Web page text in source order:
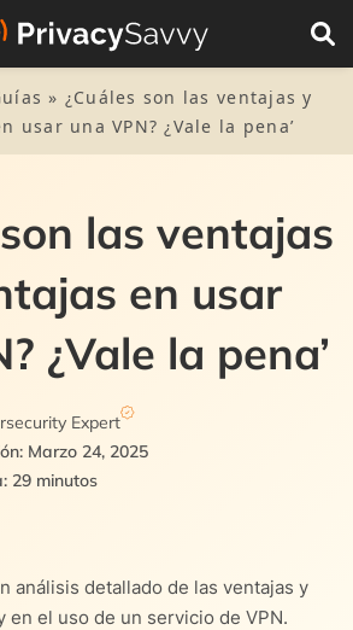
» ¿Cuáles son las ventajas y
usar una VPN? ¿Vale la pena’
las ventajas
en usar
¿Vale la pena’
Expert
Marzo 24, 2025
29 minutos
análisis detallado de las ventajas y
en el uso de un servicio de VPN.
de VPN en 2025
VPN gratuitas
de las VPN de sito-a-sitio para
de las VPN sitio-a-sitio
tener una VPN
en todas partes
totalmente anónimo?
VPN contra el malware?